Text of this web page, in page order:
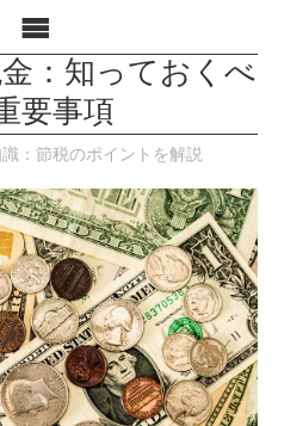
：知っておくべ
要事項
：節税のポイントを解説